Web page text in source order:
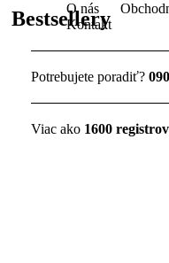
O nás
Kontakt
Potrebujete poradiť?
Viac ako 1600
Bestsellery